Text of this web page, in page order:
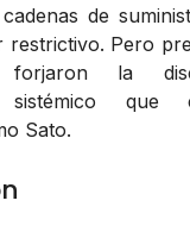
de
restrictivo. Pero
forjaron la
sistémico que
Sato.